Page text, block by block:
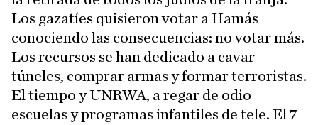
Los gazatíes quisieron votar a Hamás
conociendo las consecuencias: no votar más.
Los recursos se han dedicado a cavar
túneles, comprar armas y formar terroristas.
El tiempo y UNRWA, a regar de odio
escuelas y programas infantiles de tele. El 7